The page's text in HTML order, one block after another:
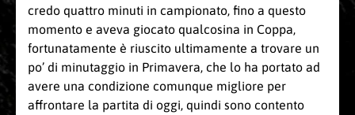
credo quattro minuti in campionato, fino a questo
momento e aveva giocato qualcosina in Coppa,
fortunatamente è riuscito ultimamente a trovare un
po’ di minutaggio in Primavera, che lo ha portato ad
avere una condizione comunque migliore per
affrontare la partita di oggi, quindi sono contento